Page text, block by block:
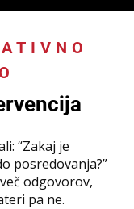
“Zakaj je
posredovanja?”
odgovorov,
pa ne.